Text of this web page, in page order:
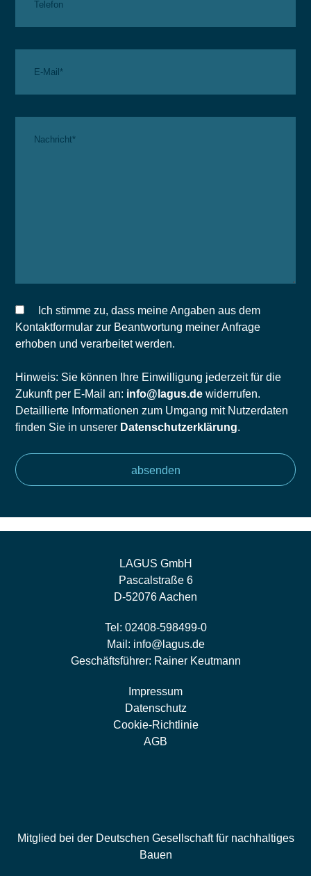
Ich stimme zu, dass meine Angaben aus dem
Kontaktformular zur Beantwortung meiner Anfrage
erhoben und verarbeitet werden.
Hinweis: Sie können Ihre Einwilligung jederzeit für die
Zukunft per E-Mail an: info@lagus.de widerrufen.
Detaillierte Informationen zum Umgang mit Nutzerdaten
finden Sie in unserer Datenschutzerklärung.
LAGUS GmbH
Pascalstraße 6
D-52076 Aachen
Tel: 02408-598499-0
Mail: info@lagus.de
Geschäftsführer: Rainer Keutmann
Impressum
Datenschutz
Cookie-Richtlinie
AGB
Mitglied bei der Deutschen Gesellschaft für nachhaltiges
Bauen